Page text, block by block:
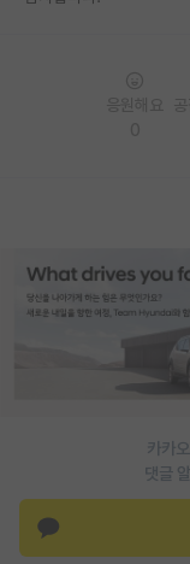
유학교육
이벤트
카카
댓글